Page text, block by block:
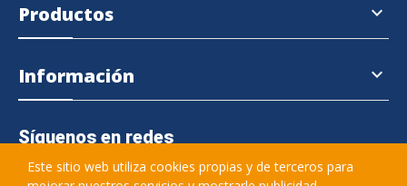
Productos 
Información 
Síguenos en redes
Este sitio web utiliza cookies propias y de terceros para